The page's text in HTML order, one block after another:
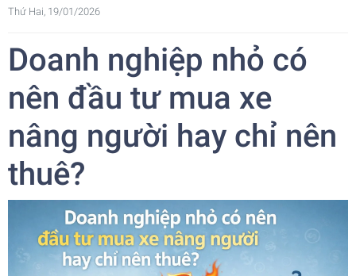
Thứ Hai, 19/01/2026
Doanh nghiệp nhỏ có
nên đầu tư mua xe
nâng người hay chỉ nên
thuê?